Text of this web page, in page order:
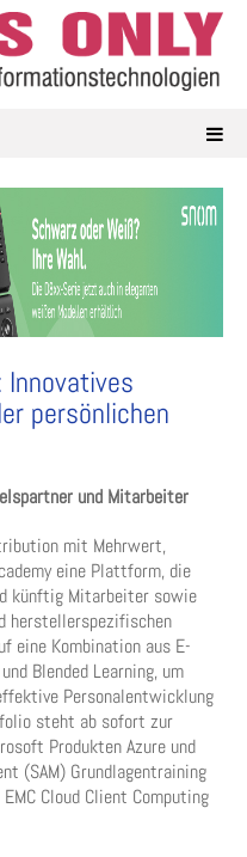
Innovatives
persönlichen
und Mitarbeiter
mit Mehrwert,
eine Plattform, die
künftig Mitarbeiter sowie
herstellerspezifischen
eine Kombination aus E-
Blended Learning, um
Personalentwicklung
steht ab sofort zur
Produkten Azure und
(SAM) Grundlagentraining
Cloud Client Computing